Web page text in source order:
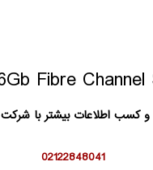
کسب اطلاعات بیشتر با شرکت
02122848041